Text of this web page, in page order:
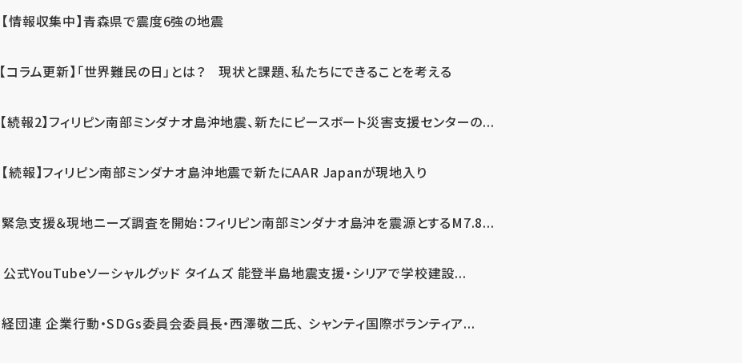
【情報収集中】青森県で震度6強の地震
【コラム更新】「世界難民の日」とは？ 現状と課題、私たちにできることを考える
【続報2】フィリピン南部ミンダナオ島沖地震、新たにピースボート災害支援センターの...
【続報】フィリピン南部ミンダナオ島沖地震で新たにAAR Japanが現地入り
緊急支援＆現地ニーズ調査を開始：フィリピン南部ミンダナオ島沖を震源とするM7.8...
公式YouTubeソーシャルグッド タイムズ 能登半島地震支援・シリアで学校建設...
経団連 企業行動・SDGs委員会委員長・西澤敬二氏、 シャンティ国際ボランティア...